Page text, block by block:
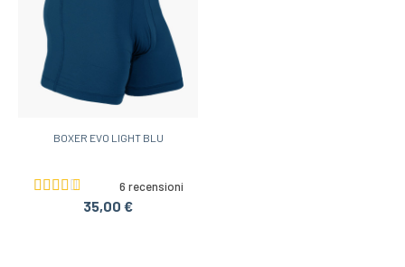
BOXER EVO LIGHT BLU
6 recensioni
35,00 €